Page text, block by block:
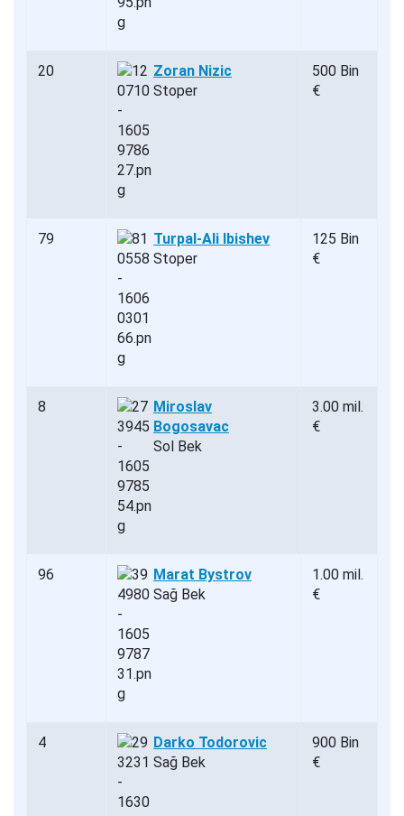
20
Zoran Nizic
Stoper
500 Bin
€
79
Turpal-Ali Ibishev
Stoper
125 Bin
€
8
Miroslav
Bogosavac
Sol Bek
3.00 mil.
€
96
Marat Bystrov
Sağ Bek
1.00 mil.
€
4
Darko Todorovic
Sağ Bek
900 Bin
€